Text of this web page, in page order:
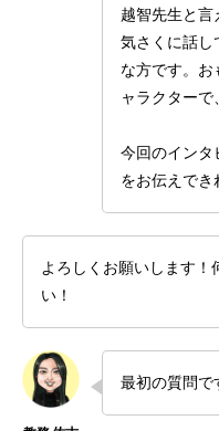
越智先生と言
気さくに話し
な方です。お
ャラクターで
今回のインタ
をお伝えでき
よろしくお願いします！
い！
最初の質問で